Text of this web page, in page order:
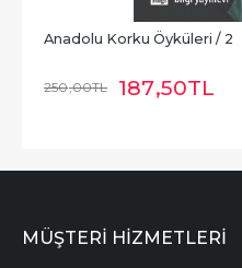
Anadolu Korku Öyküleri / 2
250,00TL 187,50TL
MÜŞTERI HIZMETLERI